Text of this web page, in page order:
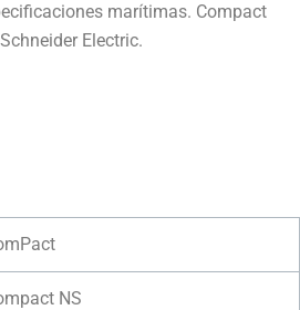
marítimas. Compact
Electric.
NS